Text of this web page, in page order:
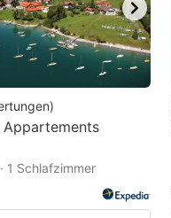
)
Appartements
1 Schlafzimmer